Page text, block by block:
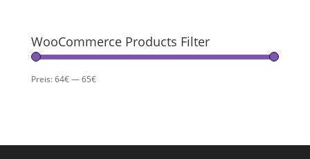
WooCommerce Products Filter
Preis:64€—65€